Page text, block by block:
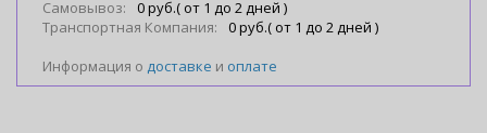
Самовывоз:
0 руб.( от 1 до 2 дней )
Транспортная Компания:
0 руб.( от 1 до 2 дней )
Информация о доставке и оплате